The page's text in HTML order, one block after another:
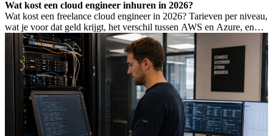
Wat kost een cloud engineer inhuren in 2026?
Wat kost een freelance cloud engineer in 2026? Tarieven per niveau,
wat je voor dat geld krijgt, het verschil tussen AWS en Azure, en
hoe je Wet DBA-risico voorkomt.